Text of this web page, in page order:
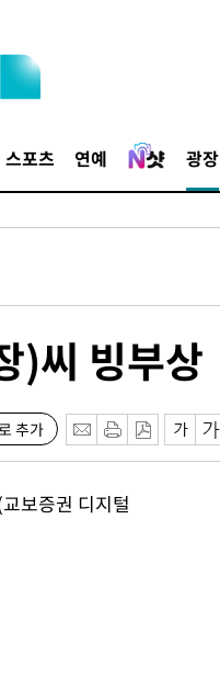
스포츠 연예 광장
)씨 빙부상
추가
보증권 디지털